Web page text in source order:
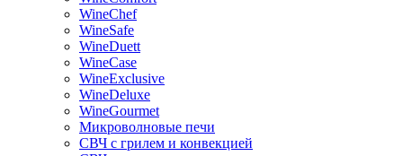
WineChef
WineSafe
WineDuett
WineCase
WineExclusive
WineDeluxe
WineGourmet
Микроволновые печи
СВЧ с грилем и конвекцией